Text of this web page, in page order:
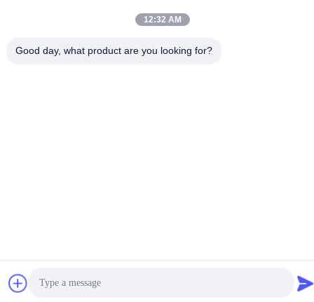
12:32 AM
Good day, what product are you looking for?